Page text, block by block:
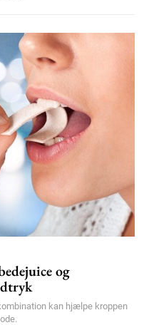
og
kan hjælpe kroppen